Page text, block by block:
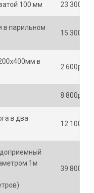
100 мм 23 300р.
в парильном
15 300р.
в
2 600р.
8 800р.
в два
12 100р.
1м
39 800р.